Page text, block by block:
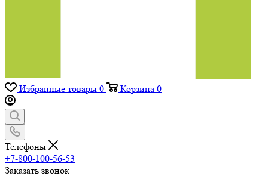
Избранные товары 0 Корзина 0
Телефоны
+7-800-100-56-53
Заказать звонок